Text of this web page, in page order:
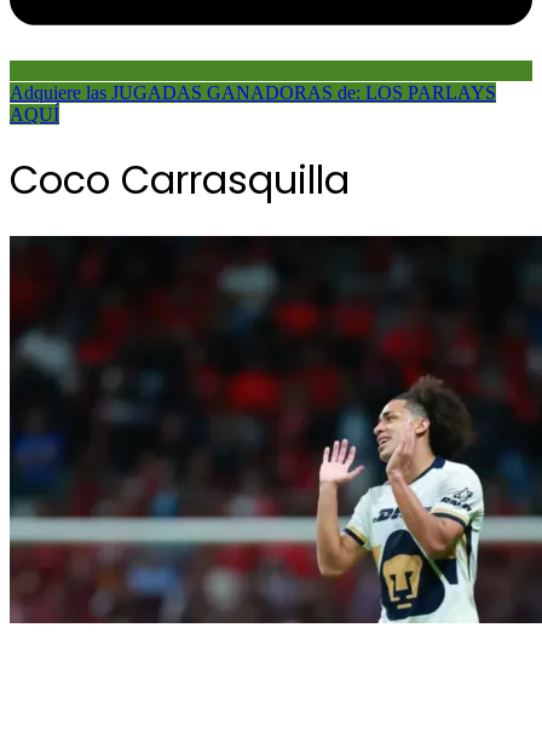
Adquiere las JUGADAS GANADORAS de: LOS PARLAYS
AQUÍ
Coco Carrasquilla